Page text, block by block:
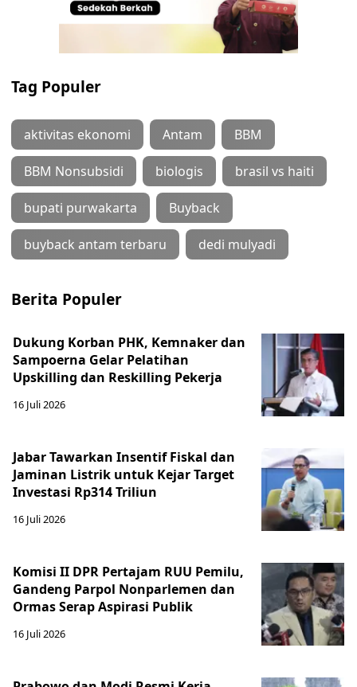
Tag Populer
aktivitas ekonomi Antam BBM
BBM Nonsubsidi biologis brasil vs haiti
bupati purwakarta Buyback
buyback antam terbaru dedi mulyadi
Berita Populer
Dukung Korban PHK, Kemnaker dan
Sampoerna Gelar Pelatihan
Upskilling dan Reskilling Pekerja
16 Juli 2026
Jabar Tawarkan Insentif Fiskal dan
Jaminan Listrik untuk Kejar Target
Investasi Rp314 Triliun
16 Juli 2026
Komisi II DPR Pertajam RUU Pemilu,
Gandeng Parpol Nonparlemen dan
Ormas Serap Aspirasi Publik
16 Juli 2026